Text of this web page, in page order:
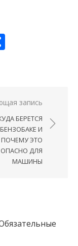
запись
БЕРЕТСЯ
И
ПОЧЕМУ ЭТО
ОПАСНО ДЛЯ
МАШИНЫ